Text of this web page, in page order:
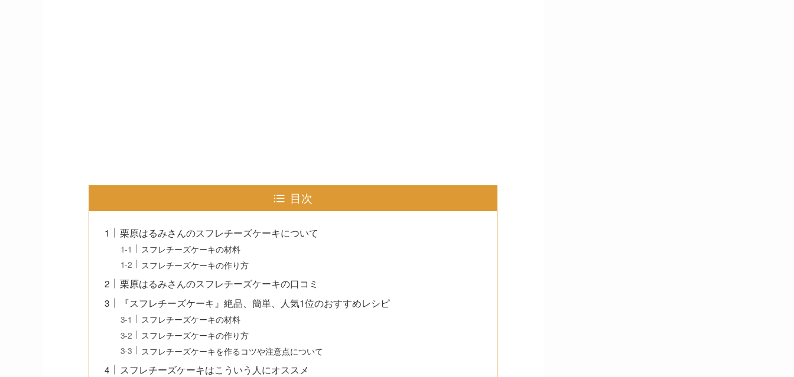
目次
栗原はるみさんのスフレチーズケーキについて
スフレチーズケーキの材料
スフレチーズケーキの作り方
栗原はるみさんのスフレチーズケーキの口コミ
『スフレチーズケーキ』絶品、簡単、人気1位のおすすめレシピ
スフレチーズケーキの材料
スフレチーズケーキの作り方
スフレチーズケーキを作るコツや注意点について
スフレチーズケーキはこういう人にオススメ